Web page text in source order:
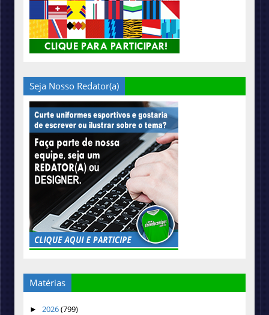
Seja Nosso Redator(a)
Matérias
► 2026(799)